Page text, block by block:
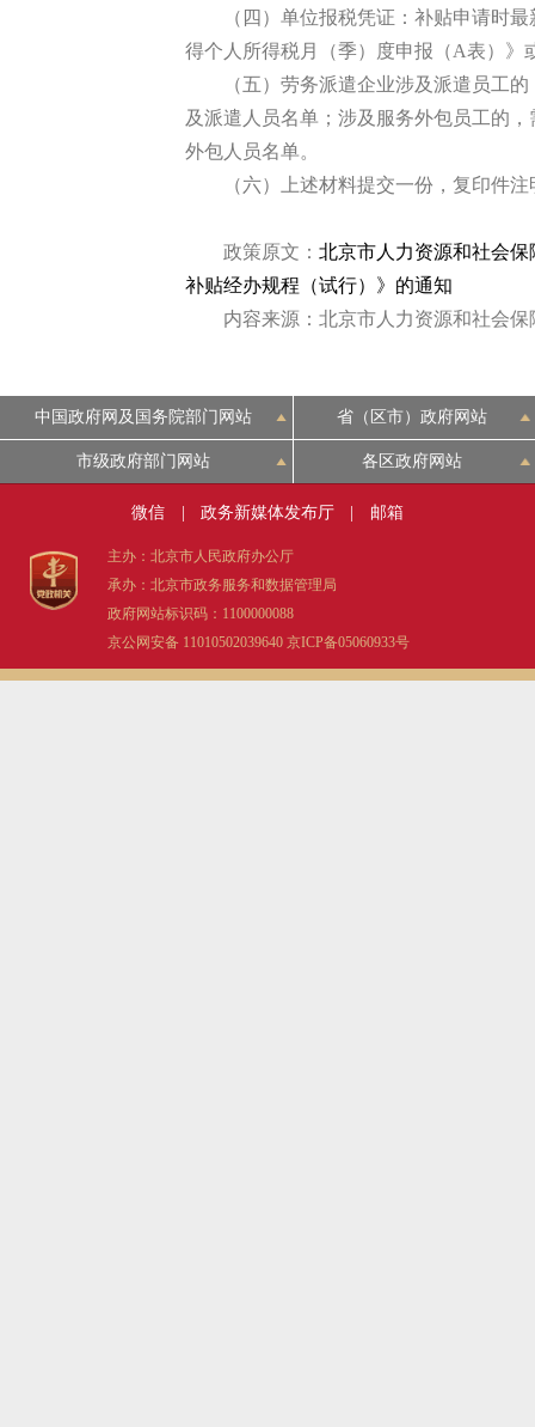
（四）单位报税凭证：补贴申请时最
得个人所得税月（季）度申报（A表）》
（五）劳务派遣企业涉及派遣员工的
及派遣人员名单；涉及服务外包员工的
外包人员名单。
（六）上述材料提交一份，复印件注
政策原文： 北京市人力资源和社会
补贴经办规程（试行）》的通知
内容来源：北京市人力资源和社会保
中国政府网及国务院部门网站 省（区市）政府网站
市级政府部门网站 各区政府网站
微信 政务新媒体发布厅 邮箱
主办：北京市人民政府办公厅
承办：北京市政务服务和数据管理局
政府网站标识码：1100000088
京公网安备 11010502039640 京ICP备05060933号